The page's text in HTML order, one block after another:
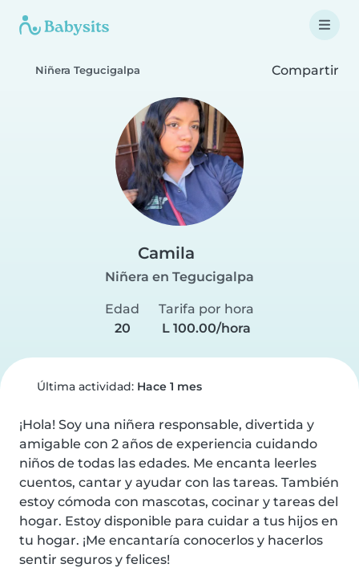
Niñera Tegucigalpa Compartir
Camila
Niñera en Tegucigalpa
Edad
20
Tarifa por hora
L 100.00/hora
Última actividad: Hace 1 mes
¡Hola! Soy una niñera responsable, divertida y
amigable con 2 años de experiencia cuidando
niños de todas las edades. Me encanta leerles
cuentos, cantar y ayudar con las tareas. También
estoy cómoda con mascotas, cocinar y tareas del
hogar. Estoy disponible para cuidar a tus hijos en
tu hogar. ¡Me encantaría conocerlos y hacerlos
sentir seguros y felices!